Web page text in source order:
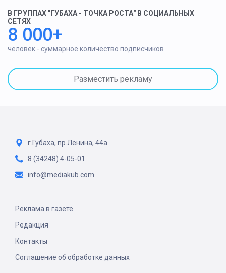
В ГРУППАХ "ГУБАХА - ТОЧКА РОСТА" В СОЦИАЛЬНЫХ
СЕТЯХ
8 000+
человек - суммарное количество подписчиков
Разместить рекламу
г.Губаха, пр.Ленина, 44а
8 (34248) 4-05-01
info@mediakub.com
Реклама в газете
Редакция
Контакты
Соглашение об обработке данных